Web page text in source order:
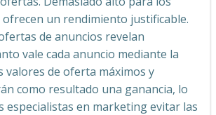
un rendimiento justificable.
de anuncios revelan
vale cada anuncio mediante la
valores de oferta máximos y
como resultado una ganancia, lo
especialistas en marketing evitar las